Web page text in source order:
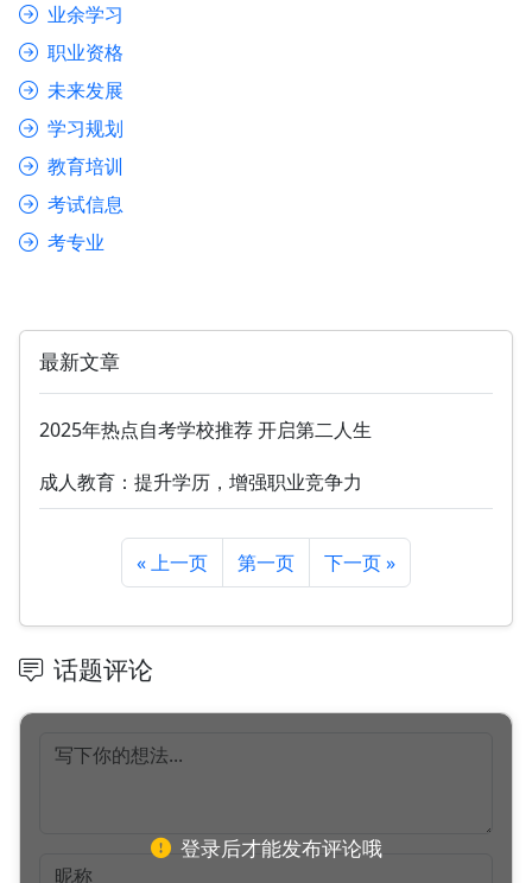
业余学习
职业资格
未来发展
学习规划
教育培训
考试信息
考专业
最新文章
2025年热点自考学校推荐 开启第二人生
成人教育：提升学历，增强职业竞争力
« 上一页 第一页 下一页 »
话题评论
登录后才能发布评论哦